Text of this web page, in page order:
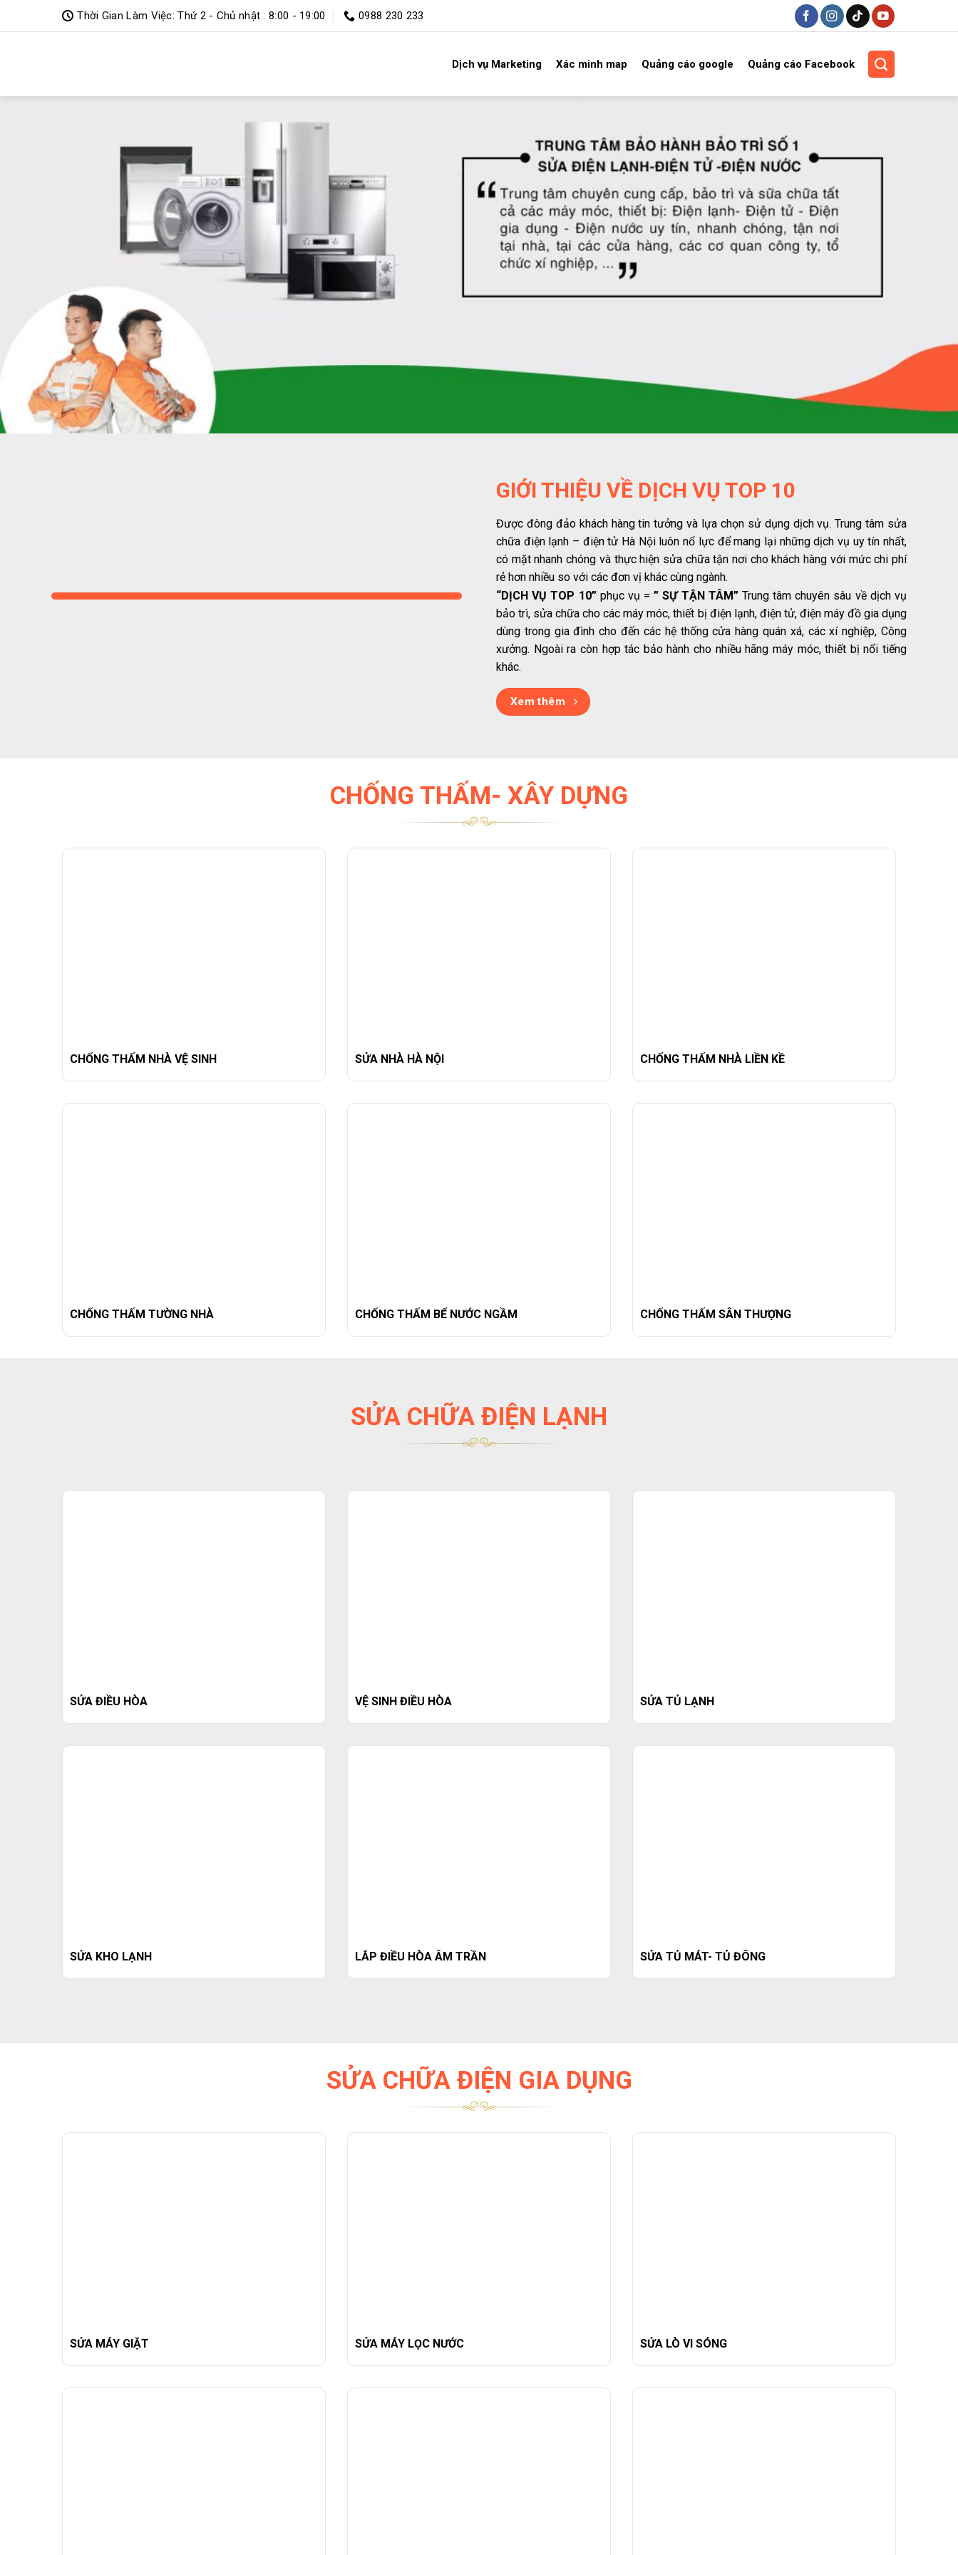
qua
Thời Gian Làm Việc: Thứ 2 - Chủ nhật : 8:00 - 19:00 0988 230 233
Dịch vụ Marketing Xác minh map Quảng cáo google Quảng cáo Facebook
GIỚI THIỆU VỀ DỊCH VỤ TOP 10
Được đông đảo khách hàng tin tưởng và lựa chọn sử dụng dịch vụ. Trung tâm sửa
chữa điện lạnh – điện tử Hà Nội luôn nổ lực để mang lại những dịch vụ uy tín nhất,
có mặt nhanh chóng và thực hiện sửa chữa tận nơi cho khách hàng với mức chi phí
rẻ hơn nhiều so với các đơn vị khác cùng ngành.
“DỊCH VỤ TOP 10”phục vụ = ” SỰ TẬN TÂM”Trung tâm chuyên sâu về dịch vụ
bảo trì, sửa chữa cho các máy móc, thiết bị điện lạnh, điện tử, điện máy đồ gia dụng
dùng trong gia đình cho đến các hệ thống cửa hàng quán xá, các xí nghiệp, Công
xưởng. Ngoài ra còn hợp tác bảo hành cho nhiều hãng máy móc, thiết bị nổi tiếng
khác.
Xem thêm
CHỐNG THẤM- XÂY DỰNG
CHỐNG THẤM NHÀ VỆ SINH SỬA NHÀ HÀ NỘI CHỐNG THẤM NHÀ LIỀN KỀ
CHỐNG THẤM TƯỜNG NHÀ CHỐNG THẤM BỂ NƯỚC NGẦM CHỐNG THẤM SÂN THƯỢNG
SỬA CHỮA ĐIỆN LẠNH
SỬA ĐIỀU HÒA VỆ SINH ĐIỀU HÒA SỬA TỦ LẠNH
SỬA KHO LẠNH LẮP ĐIỀU HÒA ÂM TRẦN SỬA TỦ MÁT- TỦ ĐÔNG
SỬA CHỮA ĐIỆN GIA DỤNG
SỬA MÁY GIẶT SỬA MÁY LỌC NƯỚC SỬA LÒ VI SÓNG